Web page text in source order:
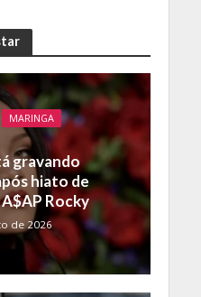
MARINGA
gravando
hiato de
Rocky
de 2026